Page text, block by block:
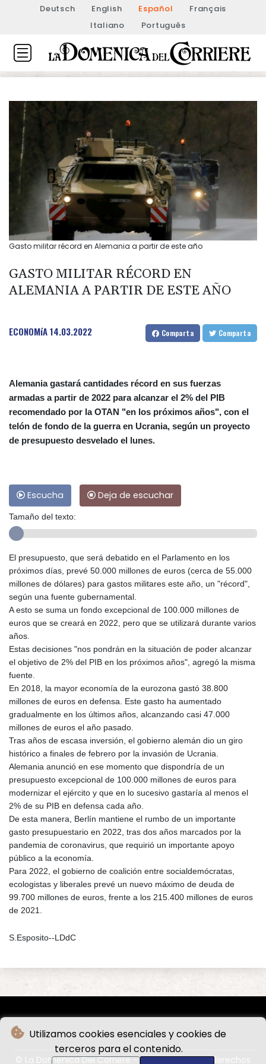
Utilizamos cookies esenciales y cookies de
terceros para el contenido.
Deutsch English Español
Français
Italiano
Português
Gasto militar récord en Alemania a partir de este año
GASTO MILITAR RÉCORD EN
ALEMANIA A PARTIR DE ESTE AÑO
ECONOMíA14.03.2022 Comparta Comparta
Alemania gastará cantidades récord en sus fuerzas
armadas a partir de 2022 para alcanzar el 2% del PIB
recomendado por la OTAN "en los próximos años", con el
telón de fondo de la guerra en Ucrania, según un proyecto
de presupuesto desvelado el lunes.
Escucha Deja de escuchar
Tamaño del texto:
El presupuesto, que será debatido en el Parlamento en los
próximos días, prevé 50.000 millones de euros (cerca de 55.000
millones de dólares) para gastos militares este año, un "récord",
según una fuente gubernamental.
A esto se suma un fondo excepcional de 100.000 millones de
euros que se creará en 2022, pero que se utilizará durante varios
años.
Estas decisiones "nos pondrán en la situación de poder alcanzar
el objetivo de 2% del PIB en los próximos años", agregó la misma
fuente.
En 2018, la mayor economía de la eurozona gastó 38.800
millones de euros en defensa. Este gasto ha aumentado
gradualmente en los últimos años, alcanzando casi 47.000
millones de euros el año pasado.
Tras años de escasa inversión, el gobierno alemán dio un giro
histórico a finales de febrero por la invasión de Ucrania.
Alemania anunció en ese momento que dispondría de un
presupuesto excepcional de 100.000 millones de euros para
modernizar el ejército y que en lo sucesivo gastaría al menos el
2% de su PIB en defensa cada año.
De esta manera, Berlín mantiene el rumbo de un importante
gasto presupuestario en 2022, tras dos años marcados por la
pandemia de coronavirus, que requirió un importante apoyo
público a la economía.
Para 2022, el gobierno de coalición entre socialdemócratas,
ecologistas y liberales prevé un nuevo máximo de deuda de
99.700 millones de euros, frente a los 215.400 millones de euros
de 2021.
S.Esposito--LDdC
© La Domenica Del Corriere - 2026 - Todos los derechos